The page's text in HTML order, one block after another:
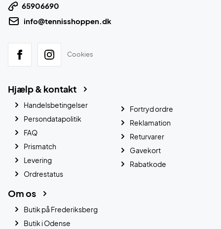
65906690
info@tennisshoppen.dk
Cookies
Hjælp & kontakt
Handelsbetingelser
Persondatapolitik
FAQ
Prismatch
Levering
Ordrestatus
Fortryd ordre
Reklamation
Returvarer
Gavekort
Rabatkode
Om os
Butik på Frederiksberg
Butik i Odense